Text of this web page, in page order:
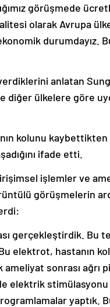
görüşmede
olarak Avrupa
durumdayız.
anlatan
diğer ülkelere göre
kolunu kaybettikten
ifade etti.
işlemler ve
görüşmelerin
gerçekleştirdik. Bu
elektrot, hastanın
sonrası ağrı
elektrik
yaptık.